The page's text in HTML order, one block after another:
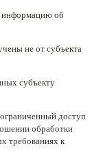
информацию об
не от субъекта
субъекту
доступ
обработки
требованиях к